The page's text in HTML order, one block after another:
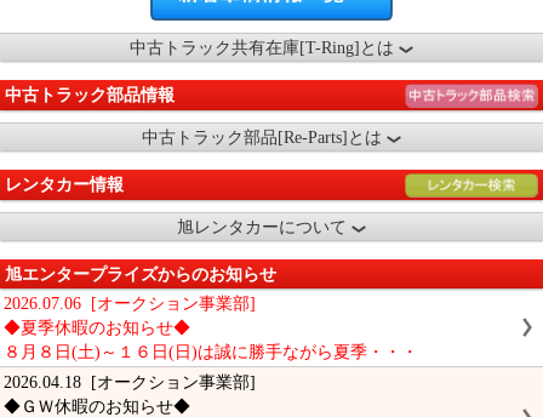
中古トラック共有在庫[T-Ring]とは
中古トラック部品情報
中古トラック部品[Re-Parts]とは
レンタカー情報
旭レンタカーについて
旭エンタープライズからのお知らせ
2026.07.06 [オークション事業部]
◆夏季休暇のお知らせ◆
８月８日(土)～１６日(日)は誠に勝手ながら夏季・・・
2026.04.18 [オークション事業部]
◆ＧＷ休暇のお知らせ◆